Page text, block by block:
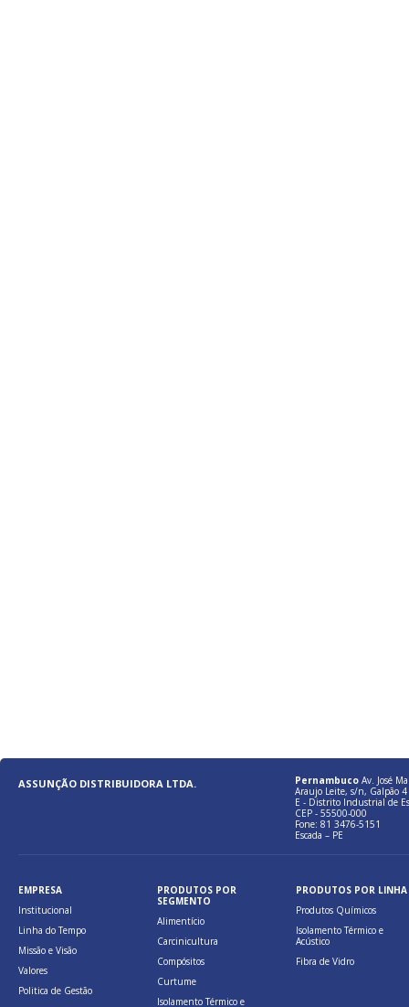
ASSUNÇÃO DISTRIBUIDORA LTDA. Pernambuco Av. José
Araujo Leite, s/n, Galpão 4
E - Distrito Industrial de
CEP - 55500-000
Fone: 81 3476-5151
Escada – PE
EMPRESA
Institucional
Linha do Tempo
Missão e Visão
Valores
Politica de Gestão
PRODUTOS POR
SEGMENTO
Alimentício
Carcinicultura
Compósitos
Curtume
Isolamento Térmico e
PRODUTOS POR LINHA
Produtos Químicos
Isolamento Térmico e
Acústico
Fibra de Vidro